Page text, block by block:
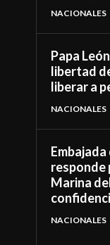
NACIONALES
Papa
libertad
liberar a
NACIONALES
Embajada
responde
Marina
NACIONALES